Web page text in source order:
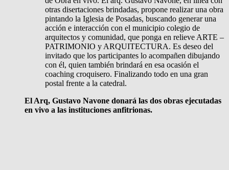
otras disertaciones brindadas, propone realizar una obra
pintando la Iglesia de Posadas, buscando generar una
acción e interacción con el municipio colegio de
arquitectos y comunidad, que ponga en relieve ARTE –
PATRIMONIO y ARQUITECTURA. Es deseo del
invitado que los participantes lo acompañen dibujando
con él, quien también brindará en esa ocasión el
coaching croquisero. Finalizando todo en una gran
postal frente a la catedral.
El Arq, Gustavo Navone donará las dos obras ejecutadas
en vivo a las instituciones anfitrionas.